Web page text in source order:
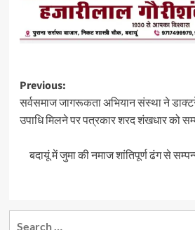
Post
navigation
Previous:
सर्वसमाज जागरूकता अभियान संस्था ने
उपाधि मिलने पर पत्रकार शरद शंखधार को
बदायूं में जुमा की नमाज शांतिपूर्ण ढंग से